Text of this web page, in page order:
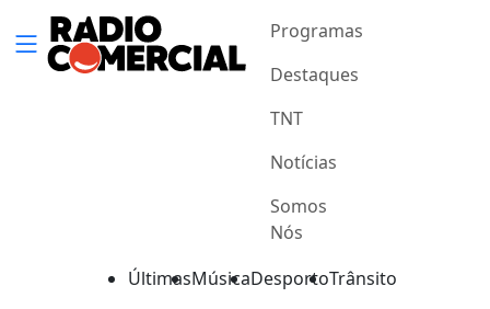
Programas
Destaques
TNT
Notícias
Somos
Nós
ÚltimasMúsicaDesportoTrânsito